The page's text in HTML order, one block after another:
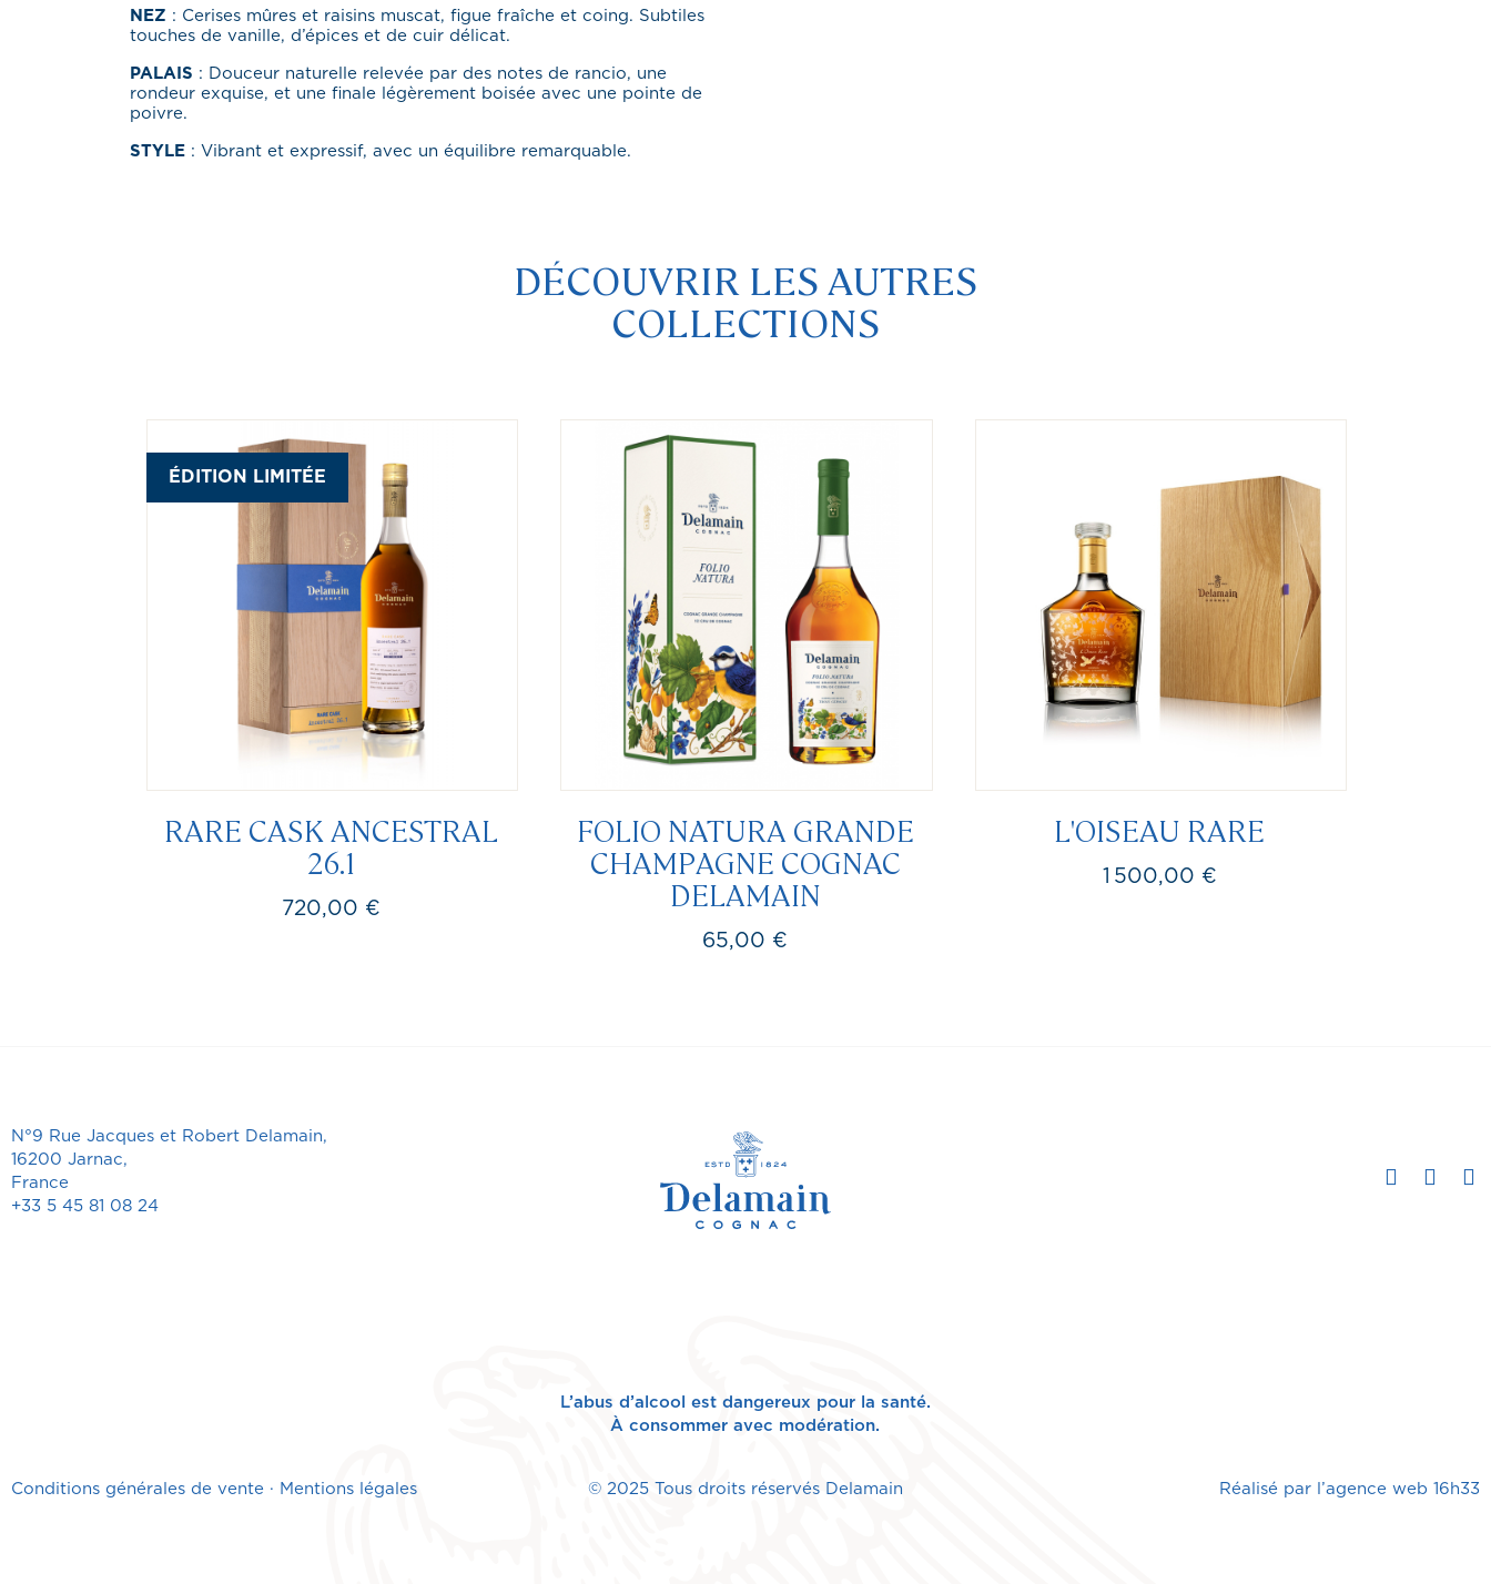
NEZ : Cerises mûres et raisins muscat, figue fraîche et coing. Subtiles
touches de vanille, d’épices et de cuir délicat.
PALAIS : Douceur naturelle relevée par des notes de rancio, une
rondeur exquise, et une finale légèrement boisée avec une pointe de
poivre.
STYLE : Vibrant et expressif, avec un équilibre remarquable.
DÉCOUVRIR LES AUTRES
COLLECTIONS
RARE CASK ANCESTRAL
26.1
ÉDITION LIMITÉE
Prix
720,00 €
FOLIO NATURA GRANDE
CHAMPAGNE COGNAC
DELAMAIN
Prix
65,00 €
L'OISEAU RARE
Prix
1 500,00 €
N°9 Rue Jacques et Robert Delamain,
16200 Jarnac,
France
+33 5 45 81 08 24
L’abus d’alcool est dangereux pour la santé.
À consommer avec modération.
Conditions générales de vente · Mentions légales © 2025 Tous droits réservés Delamain Réalisé par l’agence web 16h33